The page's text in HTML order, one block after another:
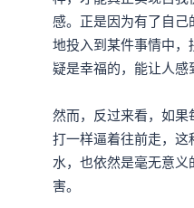
感。正是因为有了自
地投入到某件事情中
疑是幸福的，能让人感
然而，反过来看，如
打一样逼着往前走，
水，也依然是毫无意
害。